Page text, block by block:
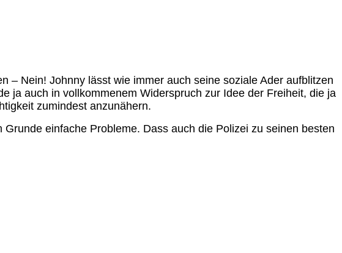
– Nein! Johnny lässt wie immer auch seine soziale Ader aufblitzen
ja auch in vollkommenem Widerspruch zur Idee der Freiheit, die ja
zumindest anzunähern.
einfache Probleme. Dass auch die Polizei zu seinen besten